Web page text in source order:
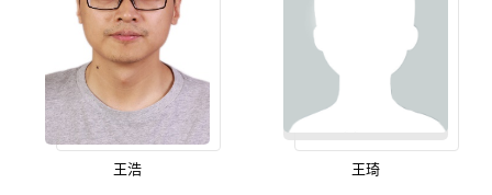
王浩 王琦